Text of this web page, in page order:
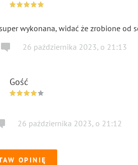
wykonana, widać że zrobione od
26 października 2023, o 21:13
Gość
26 października 2023, o 21:12
OPINIĘ